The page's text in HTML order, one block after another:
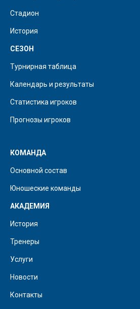
Стадион
История
СЕЗОН
Турнирная таблица
Календарь и результаты
Статистика игроков
Прогнозы игроков
КОМАНДА
Основной состав
Юношеские команды
АКАДЕМИЯ
История
Тренеры
Услуги
Новости
Контакты